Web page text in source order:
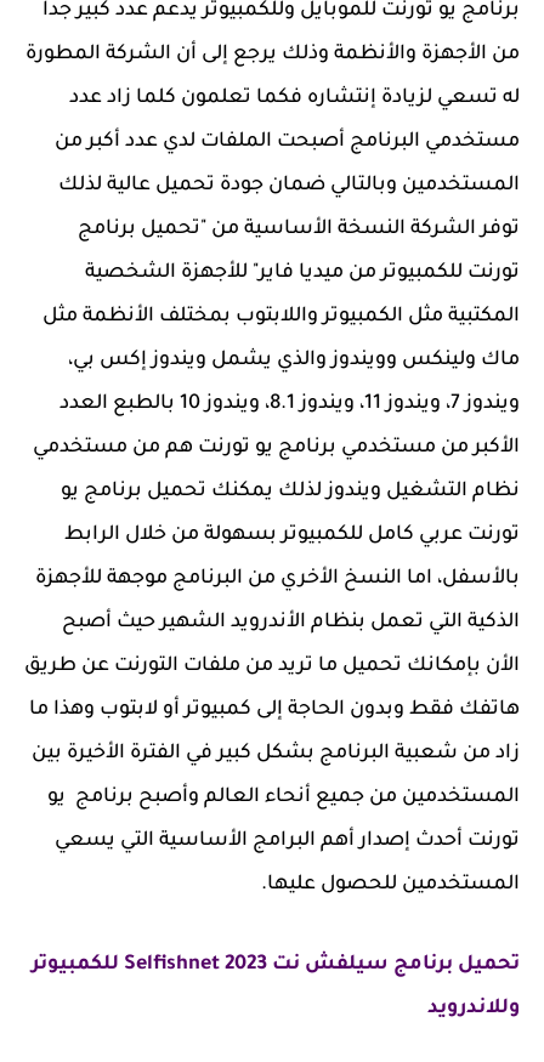
برنامج يو تورنت للموبايل وللكمبيوتر يدعم عدد كبير جداً
من الأجهزة والأنظمة وذلك يرجع إلى أن الشركة المطورة
له تسعي لزيادة إنتشاره فكما تعلمون كلما زاد عدد
مستخدمي البرنامج أصبحت الملفات لدي عدد أكبر من
المستخدمين وبالتالي ضمان جودة تحميل عالية لذلك
توفر الشركة النسخة الأساسية من "تحميل برنامج
تورنت للكمبيوتر من ميديا فاير" للأجهزة الشخصية
المكتبية مثل الكمبيوتر واللابتوب بمختلف الأنظمة مثل
ماك ولينكس وويندوز والذي يشمل ويندوز إكس بي،
ويندوز 7، ويندوز 11، ويندوز 8.1، ويندوز 10 بالطبع العدد
الأكبر من مستخدمي برنامج يو تورنت هم من مستخدمي
نظام التشغيل ويندوز لذلك يمكنك تحميل برنامج يو
تورنت عربي كامل للكمبيوتر بسهولة من خلال الرابط
بالأسفل، اما النسخ الأخري من البرنامج موجهة للأجهزة
الذكية التي تعمل بنظام الأندرويد الشهير حيث أصبح
الأن بإمكانك تحميل ما تريد من ملفات التورنت عن طريق
هاتفك فقط وبدون الحاجة إلى كمبيوتر أو لابتوب وهذا ما
زاد من شعبية البرنامج بشكل كبير في الفترة الأخيرة بين
المستخدمين من جميع أنحاء العالم وأصبح برنامج يو
تورنت أحدث إصدار أهم البرامج الأساسية التي يسعي
المستخدمين للحصول عليها.
تحميل برنامج سيلفش نت 2023 Selfishnet للكمبيوتر
وللاندرويد